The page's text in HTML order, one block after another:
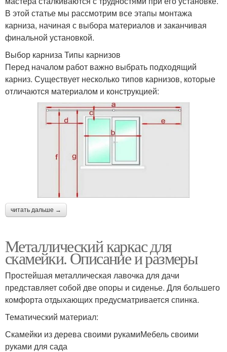
В этой статье мы рассмотрим все этапы монтажа
карниза, начиная с выбора материалов и заканчивая
финальной установкой.
Выбор карниза Типы карнизов
Перед началом работ важно выбрать подходящий
карниз. Существует несколько типов карнизов, которые
отличаются материалом и конструкцией:
читать дальше →
Металлический каркас для
скамейки. Описание и размеры
Простейшая металлическая лавочка для дачи
представляет собой две опоры и сиденье. Для большего
комфорта отдыхающих предусматривается спинка.
Тематический материал:
Скамейки из дерева своими рукамиМебель своими
руками для сада